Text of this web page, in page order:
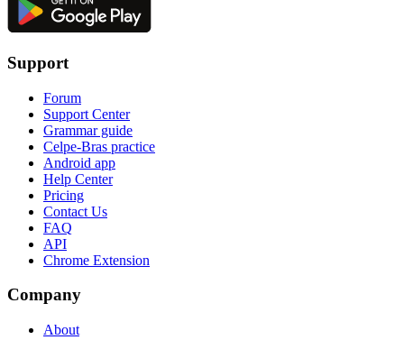
Support
Forum
Support Center
Grammar guide
Celpe-Bras practice
Android app
Help Center
Pricing
Contact Us
FAQ
API
Chrome Extension
Company
About